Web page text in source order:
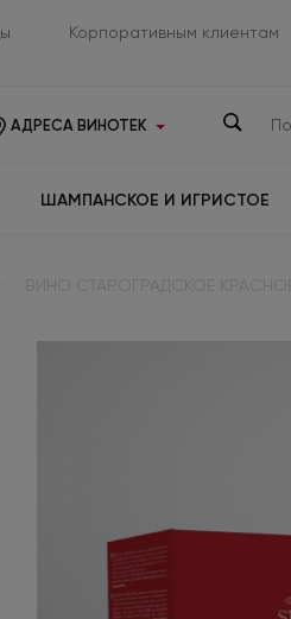
Корпоративным клиентам
АДРЕСА ВИНОТЕК
ШАМПАНСКОЕ И ИГРИСТОЕ